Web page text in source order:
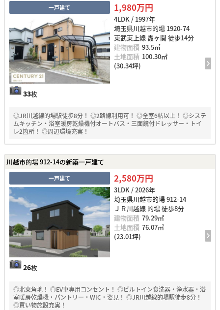
一戸建て
33枚
1,980万円
4LDK / 1997年
埼玉県川越市的場 1920-74
東武東上線 霞ヶ関 徒歩14分
建物面積 93.5㎡
土地面積 100.30㎡
(30.34坪)
◎JR川越線的場駅徒歩8分！ ◎2路線利用可！ ◎全室6帖以上！ ◎システ
ムキッチン・浴室暖房乾燥機付オートバス・三面鏡付ドレッサー・トイ
レ2箇所！ ◎周辺環境充実！
川越市的場 912-14の新築一戸建て
一戸建て
26枚
2,580万円
3LDK / 2026年
埼玉県川越市的場 912-14
ＪＲ川越線 的場 徒歩8分
建物面積 79.29㎡
土地面積 76.07㎡
(23.01坪)
◎北東角地！ ◎EV車専用コンセント！ ◎ビルトイン食洗器・浄水器・浴
室暖房乾燥機・パントリー・WIC・姿見！ ◎JR川越線的場駅徒歩8分！
◎買い物施設充実！